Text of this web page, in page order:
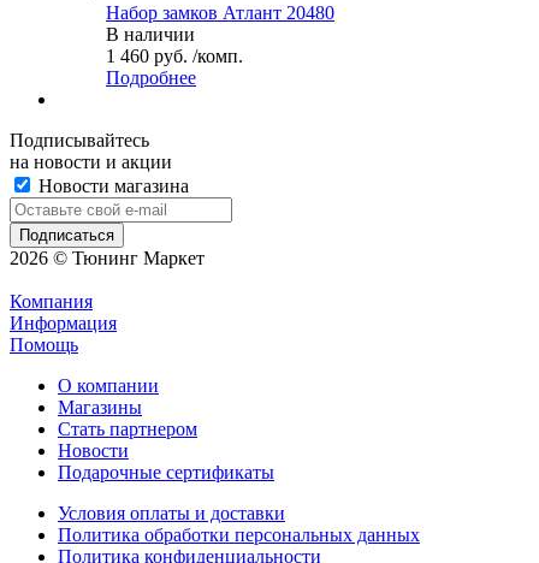
Набор замков Атлант 20480
В наличии
1 460 руб. /комп.
Подробнее
Подписывайтесь
на новости и акции
Новости магазина
2026 © Тюнинг Маркет
Компания
Информация
Помощь
О компании
Магазины
Стать партнером
Новости
Подарочные сертификаты
Условия оплаты и доставки
Политика обработки персональных данных
Политика конфиденциальности